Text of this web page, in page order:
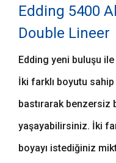
Edding 5400
Double Lineer
Edding yeni buluşu
İki farklı boyutu
bastırarak benzersiz
yaşayabilirsiniz. İki
boyayı istediğiniz